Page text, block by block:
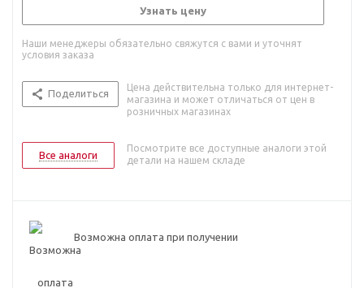
Узнать цену
Наши менеджеры обязательно свяжутся с вами и уточнят
условия заказа
Поделиться
Цена действительна только для интернет-
магазина и может отличаться от цен в
розничных магазинах
Все аналоги
Посмотрите все доступные аналоги этой
детали на нашем складе
Возможна оплата при получении